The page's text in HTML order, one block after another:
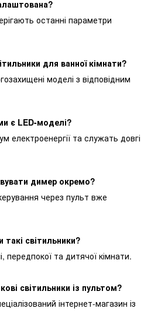
останні параметри
для ванної кімнати?
моделі з відповідним
є LED-моделі?
електроенергії та служать довгі
димер окремо?
через пульт вже
світильники?
передпокої та дитячої кімнати.
світильники із пультом?
інтернет-магазин із